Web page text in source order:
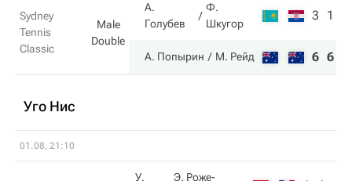
Sydney
Tennis
Classic
Male
Double
А.
Голубев
Ф.
Шкугор
3 1
А. Попырин М. Рейд 6 6
Уго Нис
01.08, 21:10
У.
Э. Роже-